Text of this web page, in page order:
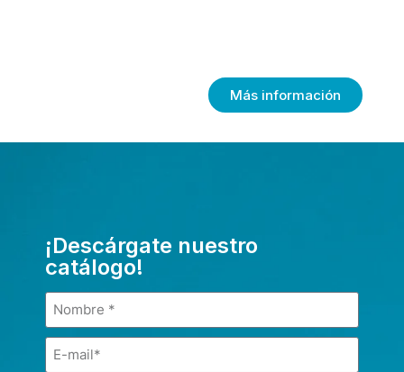
Más información
¡Descárgate nuestro
catálogo!